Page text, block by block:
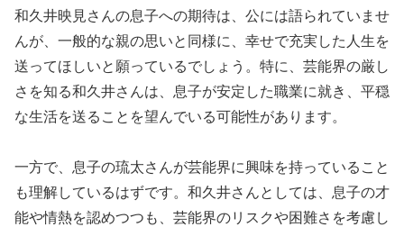
和久井映見さんの息子への期待は、公には語られていませ
んが、一般的な親の思いと同様に、幸せで充実した人生を
送ってほしいと願っているでしょう。特に、芸能界の厳し
さを知る和久井さんは、息子が安定した職業に就き、平穏
な生活を送ることを望んでいる可能性があります。
一方で、息子の琉太さんが芸能界に興味を持っていること
も理解しているはずです。和久井さんとしては、息子の才
能や情熱を認めつつも、芸能界のリスクや困難さを考慮し